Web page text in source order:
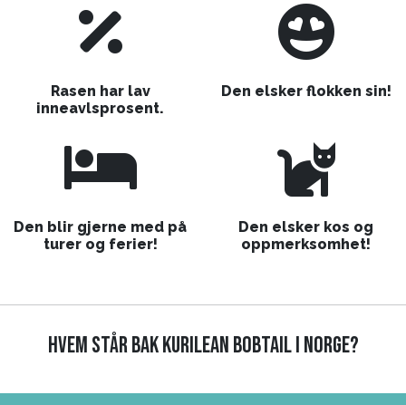
Rasen har lav
inneavlsprosent.
Den elsker flokken sin!
Den blir gjerne med på
turer og ferier!
Den elsker kos og
oppmerksomhet!
HVEM STÅR BAK KURILEAN BOBTAIL I NORGE?